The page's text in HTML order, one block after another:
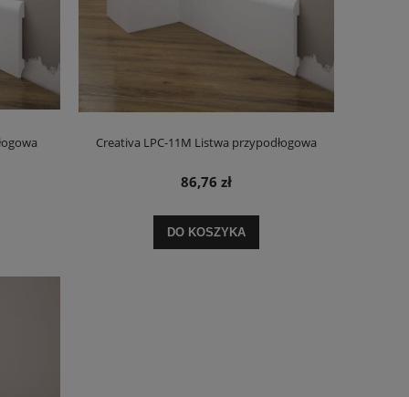
Creativa LPC-11M Listwa przypodłogowa
86,76 zł
DO KOSZYKA